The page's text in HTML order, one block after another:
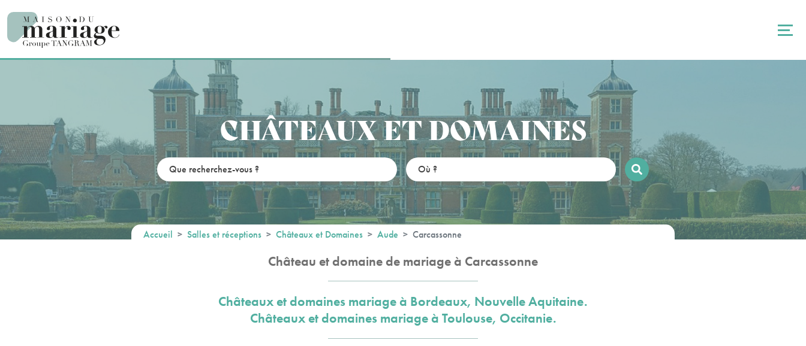
CHÂTEAUX ET DOMAINES
Accueil Salles et réceptions Châteaux et Domaines Aude Carcassonne
Château et domaine de mariage à Carcassonne
Châteaux et domaines mariage à Bordeaux, Nouvelle Aquitaine.
Châteaux et domaines mariage à Toulouse, Occitanie.